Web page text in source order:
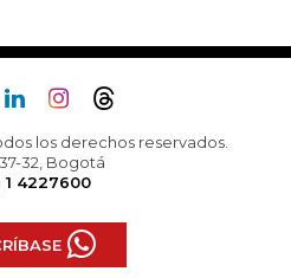
los derechos reservados.
37-32, Bogotá
1 4227600